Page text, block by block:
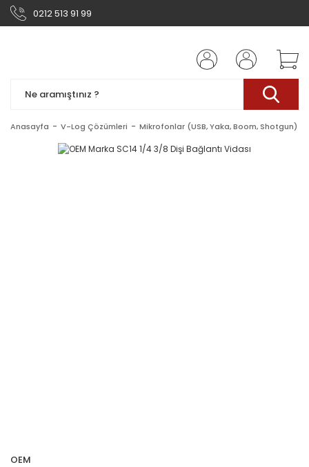
0212 513 91 99
Anasayfa V-Log Çözümleri Mikrofonlar (USB, Yaka, Boom, Shotgun)
OEM